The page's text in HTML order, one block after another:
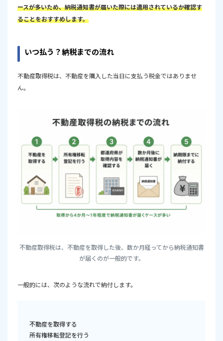
ースが多いため、納税通知書が届いた際には適用されているか確認す
ることをおすすめします。
いつ払う？納税までの流れ
不動産取得税は、不動産を購入した当日に支払う税金ではありませ
ん。
不動産取得税は、不動産を取得した後、数か月経ってから納税通知書
が届くのが一般的です。
一般的には、次のような流れで納付します。
不動産を取得する
所有権移転登記を行う